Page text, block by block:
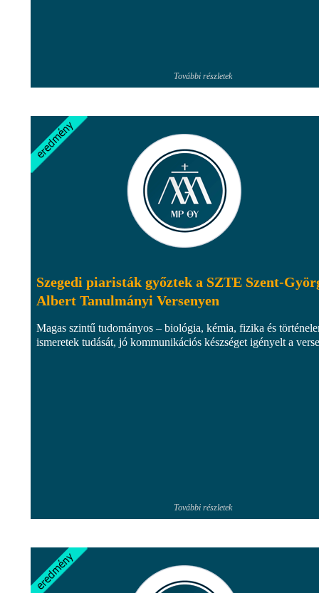
További részletek
Szegedi piaristák győztek a SZTE Szent-
Albert Tanulmányi Versenyen
Magas szintű tudományos – biológia, kémia, fizika és
ismeretek tudását, jó kommunikációs készséget igényelt a
További részletek